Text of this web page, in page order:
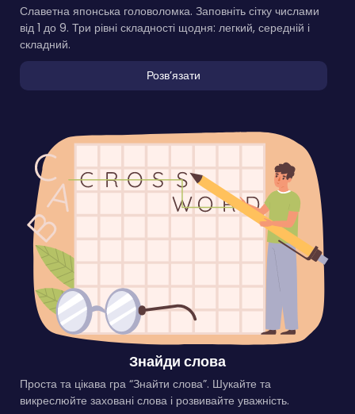
Славетна японська головоломка. Заповніть сітку числами
від 1 до 9. Три рівні складності щодня: легкий, середній і
складний.
Розвʼязати
Знайди слова
Проста та цікава гра “Знайти слова”. Шукайте та
викреслюйте заховані слова і розвивайте уважність.